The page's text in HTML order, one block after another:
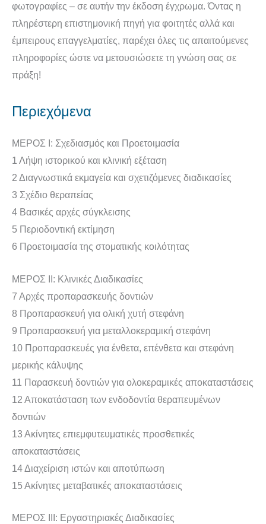
φωτογραφίες – σε αυτήν την έκδοση έγχρωμα. Όντας η
πληρέστερη επιστημονική πηγή για φοιτητές αλλά και
έμπειρους επαγγελματίες, παρέχει όλες τις απαιτούμενες
πληροφορίες ώστε να μετουσιώσετε τη γνώση σας σε
πράξη!
Περιεχόμενα
ΜΕΡΟΣ I: Σχεδιασμός και Προετοιμασία
1 Λήψη ιστορικού και κλινική εξέταση
2 Διαγνωστικά εκμαγεία και σχετιζόμενες διαδικασίες
3 Σχέδιο θεραπείας
4 Βασικές αρχές σύγκλεισης
5 Περιοδοντική εκτίμηση
6 Προετοιμασία της στοματικής κοιλότητας
ΜΕΡΟΣ II: Κλινικές Διαδικασίες
7 Αρχές προπαρασκευής δοντιών
8 Προπαρασκευή για ολική χυτή στεφάνη
9 Προπαρασκευή για μεταλλοκεραμική στεφάνη
10 Προπαρασκευές για ένθετα, επένθετα και στεφάνη
μερικής κάλυψης
11 Παρασκευή δοντιών για ολοκεραμικές αποκαταστάσεις
12 Αποκατάσταση των ενδοδοντία θεραπευμένων
δοντιών
13 Ακίνητες επιεμφυτευματικές προσθετικές
αποκαταστάσεις
14 Διαχείριση ιστών και αποτύπωση
15 Ακίνητες μεταβατικές αποκαταστάσεις
ΜΕΡΟΣ III: Εργαστηριακές Διαδικασίες